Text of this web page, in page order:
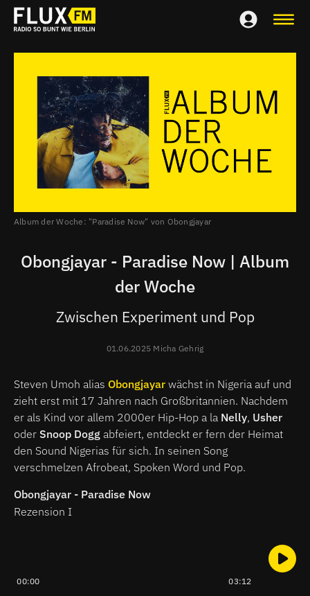
Album der Woche: "Paradise Now" von Obongjayar
Obongjayar - Paradise Now | Album
der Woche
Zwischen Experiment und Pop
01.06.2025 Micha Gehrig
Steven Umoh alias Obongjayar wächst in Nigeria auf und
zieht erst mit 17 Jahren nach Großbritannien. Nachdem
er als Kind vor allem 2000er Hip-Hop a la Nelly, Usher
oder Snoop Dogg abfeiert, entdeckt er fern der Heimat
den Sound Nigerias für sich. In seinen Song
verschmelzen Afrobeat, Spoken Word und Pop.
Obongjayar - Paradise Now
Rezension I
00:00 03:12